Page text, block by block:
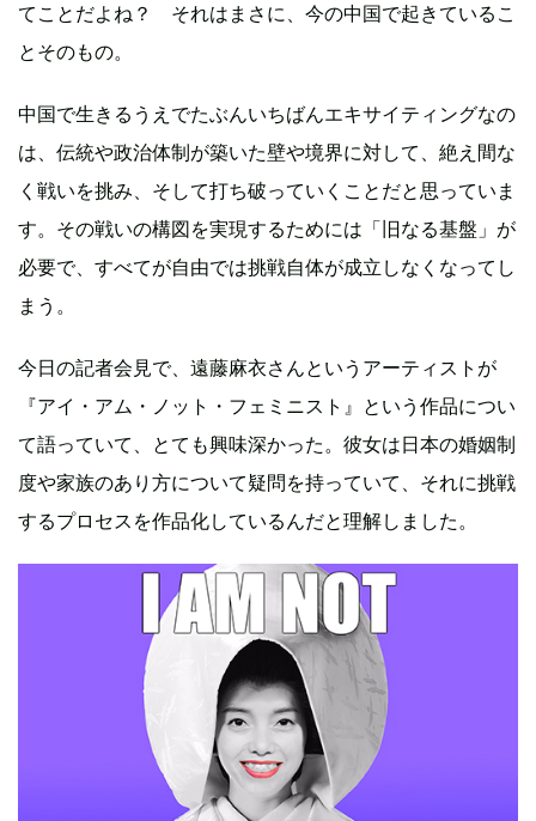
てことだよね？ それはまさに、今の中国で起きているこ
とそのもの。
中国で生きるうえでたぶんいちばんエキサイティングなの
は、伝統や政治体制が築いた壁や境界に対して、絶え間な
く戦いを挑み、そして打ち破っていくことだと思っていま
す。その戦いの構図を実現するためには「旧なる基盤」が
必要で、すべてが自由では挑戦自体が成立しなくなってし
まう。
今日の記者会見で、遠藤麻衣さんというアーティストが
『アイ・アム・ノット・フェミニスト』という作品につい
て語っていて、とても興味深かった。彼女は日本の婚姻制
度や家族のあり方について疑問を持っていて、それに挑戦
するプロセスを作品化しているんだと理解しました。